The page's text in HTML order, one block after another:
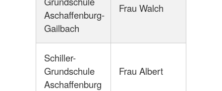
Aschaffenburg-
Gailbach
Frau Walch
Schiller-
Grundschule
Aschaffenburg
Frau Albert